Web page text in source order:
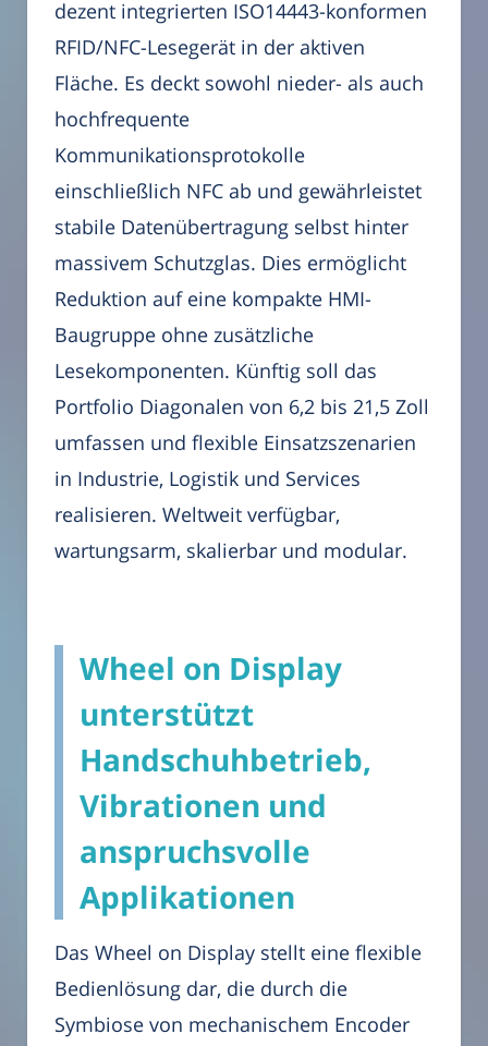
dezent integrierten ISO14443-konformen
RFID/NFC-Lesegerät in der aktiven
Fläche. Es deckt sowohl nieder- als auch
hochfrequente
Kommunikationsprotokolle
einschließlich NFC ab und gewährleistet
stabile Datenübertragung selbst hinter
massivem Schutzglas. Dies ermöglicht
Reduktion auf eine kompakte HMI-
Baugruppe ohne zusätzliche
Lesekomponenten. Künftig soll das
Portfolio Diagonalen von 6,2 bis 21,5 Zoll
umfassen und flexible Einsatzszenarien
in Industrie, Logistik und Services
realisieren. Weltweit verfügbar,
wartungsarm, skalierbar und modular.
Wheel on Display
unterstützt
Handschuhbetrieb,
Vibrationen und
anspruchsvolle
Applikationen
Das Wheel on Display stellt eine flexible
Bedienlösung dar, die durch die
Symbiose von mechanischem Encoder